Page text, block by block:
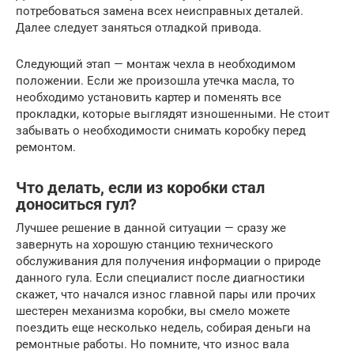
потребоваться замена всех неисправных деталей.
Далее следует заняться отладкой привода.
Следующий этап — монтаж чехла в необходимом
положении. Если же произошла утечка масла, то
необходимо установить картер и поменять все
прокладки, которые выглядят изношенными. Не стоит
забывать о необходимости снимать коробку перед
ремонтом.
Что делать, если из коробки стал
доноситься гул?
Лучшее решение в данной ситуации — сразу же
завернуть на хорошую станцию технического
обслуживания для получения информации о природе
данного гула. Если специалист после диагностики
скажет, что начался износ главной пары или прочих
шестерен механизма коробки, вы смело можете
поездить еще несколько недель, собирая деньги на
ремонтные работы. Но помните, что износ вала